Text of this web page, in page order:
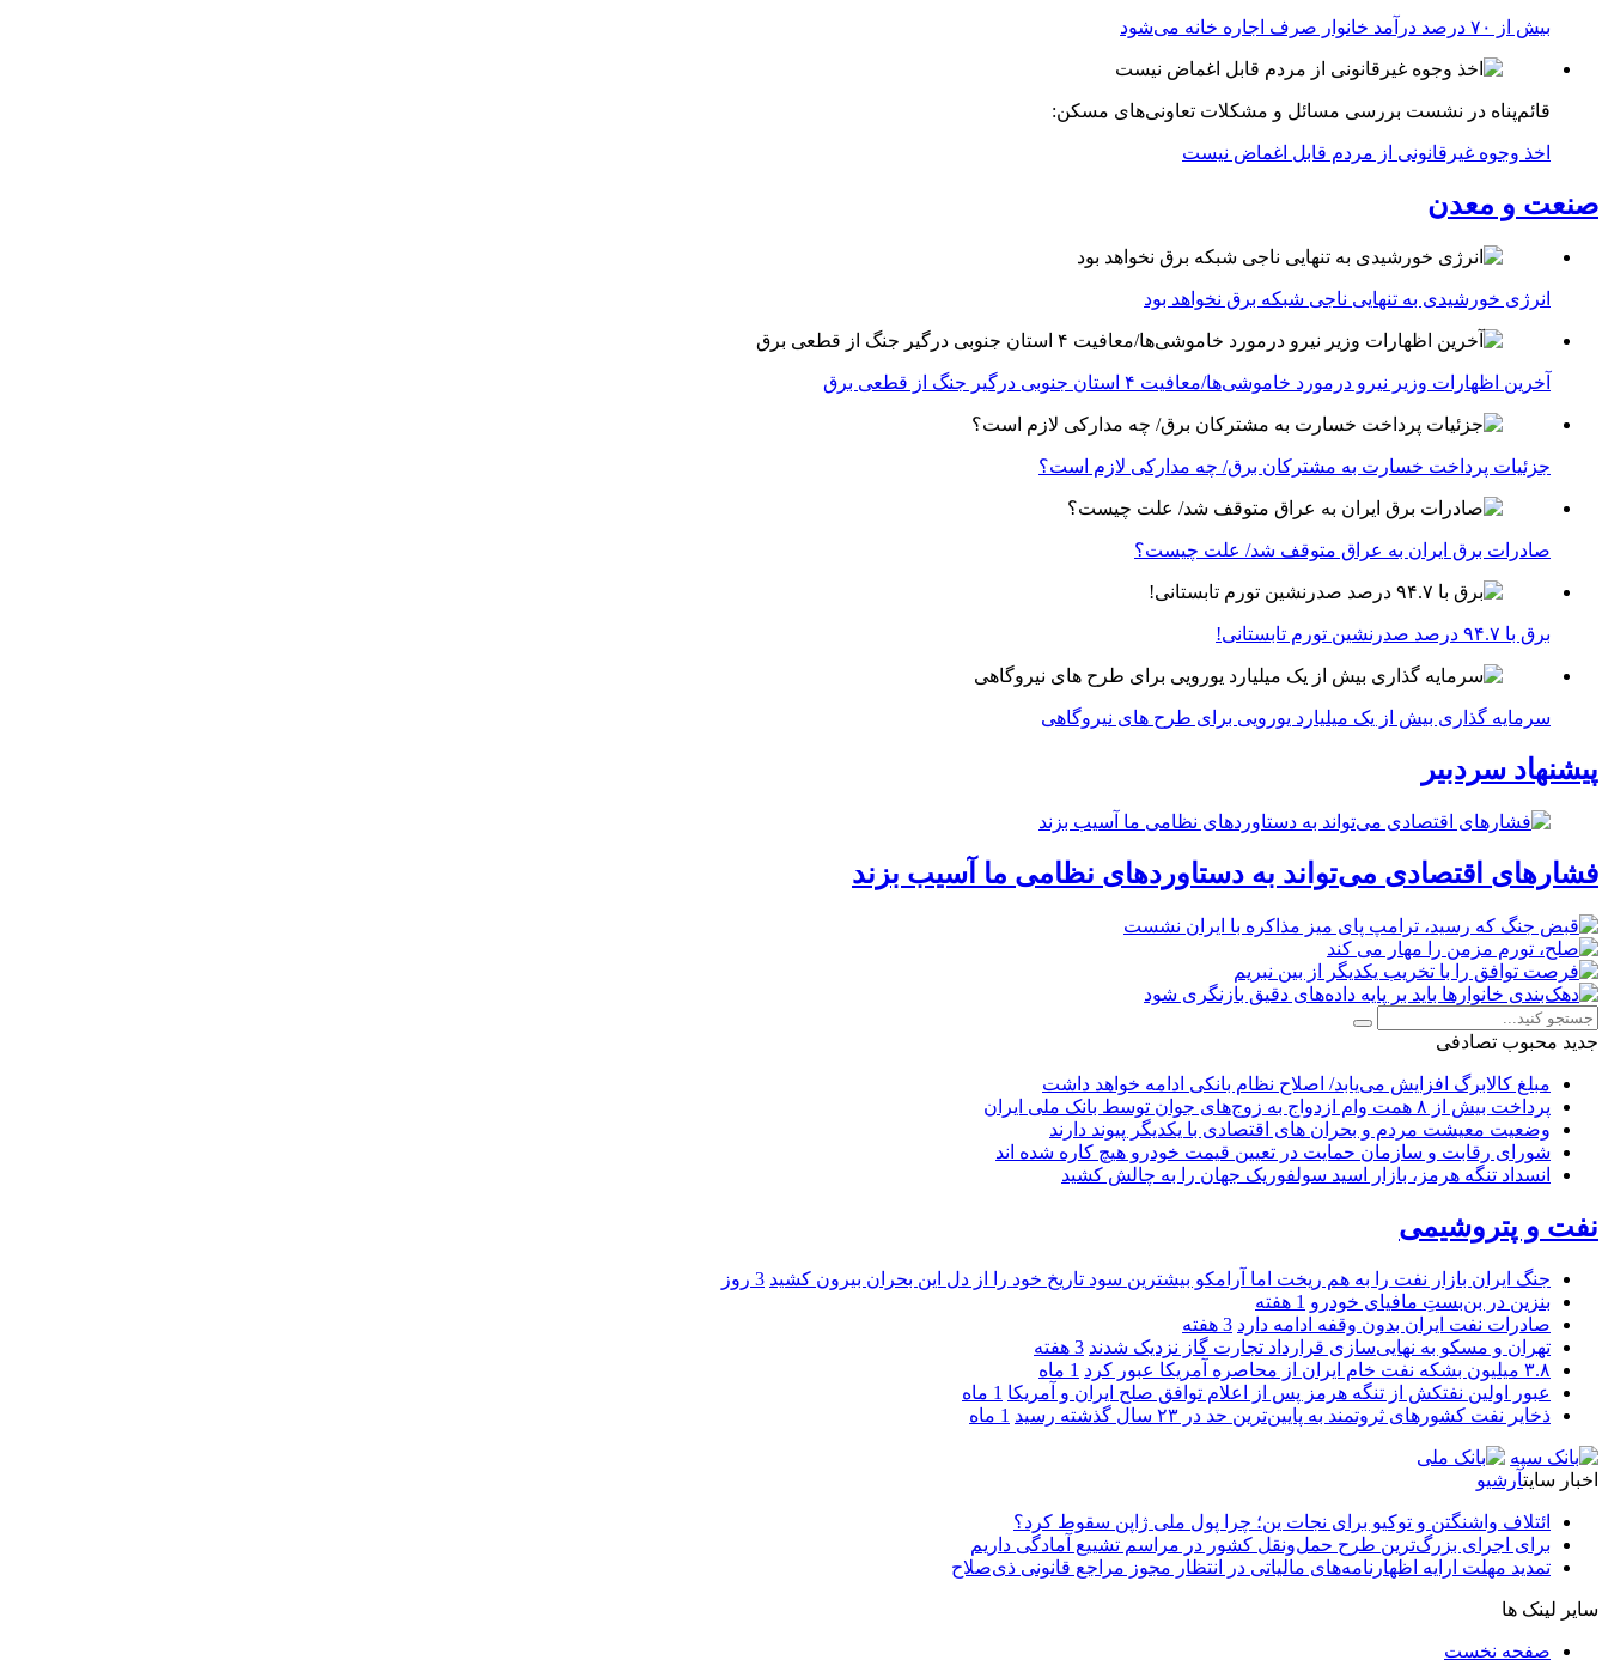
بیش از ۷۰ درصد درآمد خانوار صرف اجاره خانه می‌شود
قائم‌پناه در نشست بررسی مسائل و مشکلات تعاونی‌های مسکن:
اخذ وجوه غیرقانونی از مردم قابل اغماض نیست
صنعت و معدن
انرژی خورشیدی به تنهایی ناجی شبکه برق نخواهد بود
آخرین اظهارات وزیر نیرو درمورد خاموشی‌ها/معافیت ۴ استان جنوبی درگیر جنگ از قطعی برق
جزئیات پرداخت خسارت به مشترکان برق/ چه مدارکی لازم است؟
صادرات برق ایران به عراق متوقف شد/ علت چیست؟
برق با ۹۴.۷ درصد صدرنشین تورم تابستانی!
سرمایه گذاری بیش از یک میلیارد یورویی برای طرح های نیروگاهی
پیشنهاد سردبیر
فشارهای اقتصادی می‌تواند به دستاوردهای نظامی ما آسیب بزند
جدید محبوب تصادفی
مبلغ کالابرگ افزایش می‌یابد/ اصلاح نظام بانکی ادامه خواهد داشت
پرداخت بیش از ۸ همت وام ازدواج به زوج‌های جوان توسط بانک ملی ایران
وضعیت معیشت مردم و بحران های اقتصادی با یکدیگر پیوند دارند
شورای رقابت و سازمان حمایت در تعیین قیمت خودرو هیچ کاره شده اند
انسداد تنگه هرمز، بازار اسید سولفوریک جهان را به چالش کشید
نفت و پتروشیمی
جنگ ایران بازار نفت را به هم ریخت اما آرامکو بیشترین سود تاریخ خود را از دل این بحران بیرون کشید 3 روز
بنزین در بن‌بستِ مافیای خودرو 1 هفته
صادرات نفت ایران بدون وقفه ادامه دارد 3 هفته
تهران و مسکو به نهایی‌سازی قرارداد تجارت گاز نزدیک شدند 3 هفته
۳.۸ میلیون بشکه نفت خام ایران از محاصره آمریکا عبور کرد
1 ماه
عبور اولین نفتکش از تنگه هرمز پس از اعلام توافق صلح ایران و آمریکا 1 ماه
ذخایر نفت کشورهای ثروتمند به پایین‌ترین حد در ۲۳ سال گذشته رسید
1 ماه
اخبار سایتآرشیو
ائتلاف واشنگتن و توکیو برای نجات ین؛ چرا پول ملی ژاپن سقوط کرد؟
برای اجرای بزرگ‌ترین طرح حمل‌ونقل کشور در مراسم تشییع آمادگی داریم
تمدید مهلت ارایه اظهارنامه‌های مالیاتی در انتظار مجوز مراجع قانونی ذی‌‏صلاح
سایر لینک ها
صفحه نخست